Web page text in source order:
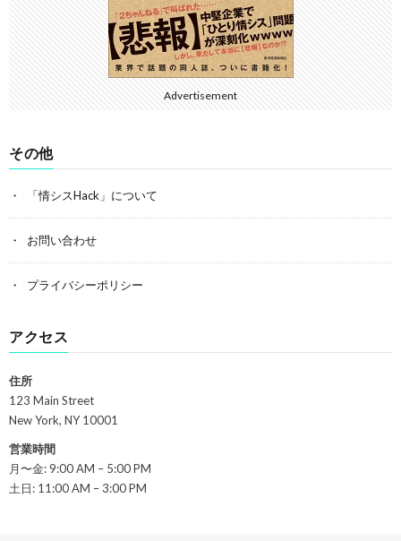
Advertisement
その他
「情シスHack」について
お問い合わせ
プライバシーポリシー
アクセス
住所
123 Main Street
New York, NY 10001
営業時間
月〜金: 9:00 AM – 5:00 PM
土日: 11:00 AM – 3:00 PM